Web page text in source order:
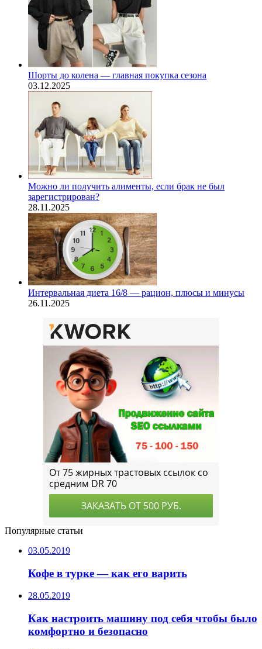
Шорты до колена — главная покупка сезона
03.12.2025
Можно ли получить алименты, если брак не был
зарегистрирован?
28.11.2025
Интервальная диета 16/8 — рацион, плюсы и минусы
26.11.2025
Популярные статьи
03.05.2019
Кофе в турке — как его варить
28.05.2019
Как настроить машину под себя чтобы было
комфортно и безопасно